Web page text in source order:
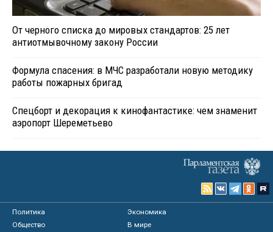
От черного списка до мировых стандартов: 25 лет
антиотмывочному закону России
Формула спасения: в МЧС разработали новую методику
работы пожарных бригад
Спецборт и декорация к кинофантастике: чем знаменит
аэропорт Шереметьево
Политика
Экономика
Общество
В мире